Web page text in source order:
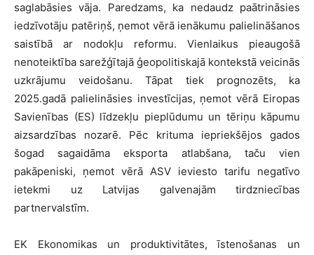
saglabāsies vāja. Paredzams, ka nedaudz paātrināsies
iedzīvotāju patēriņš, ņemot vērā ienākumu palielināšanos
saistībā ar nodokļu reformu. Vienlaikus pieaugošā
nenoteiktība sarežģītajā ģeopolitiskajā kontekstā veicinās
uzkrājumu veidošanu. Tāpat tiek prognozēts, ka
2025.gadā palielināsies investīcijas, ņemot vērā Eiropas
Savienības (ES) līdzekļu pieplūdumu un tēriņu kāpumu
aizsardzības nozarē. Pēc krituma iepriekšējos gados
šogad sagaidāma eksporta atlabšana, taču vien
pakāpeniski, ņemot vērā ASV ieviesto tarifu negatīvo
ietekmi uz Latvijas galvenajām tirdzniecības
partnervalstīm.
EK Ekonomikas un produktivitātes, īstenošanas un